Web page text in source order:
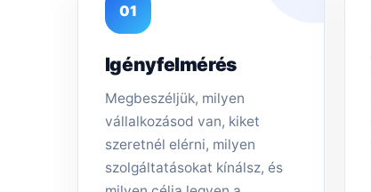
01
Igényfelmérés
Megbeszéljük, milyen
vállalkozásod van, kiket
szeretnél elérni, milyen
szolgáltatásokat kínálsz, és